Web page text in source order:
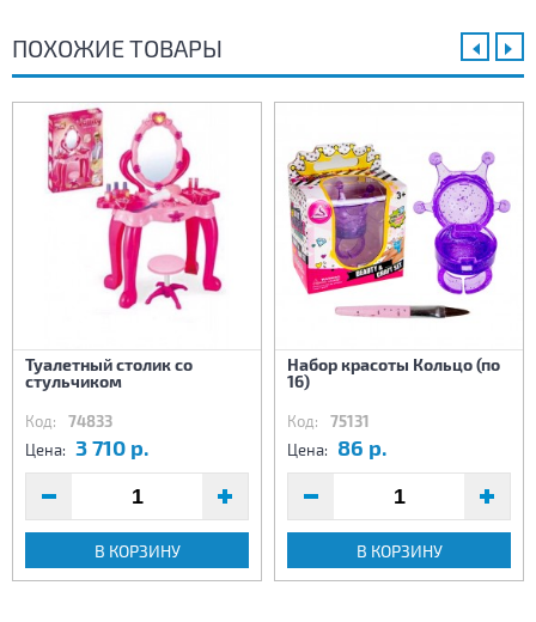
ПОХОЖИЕ ТОВАРЫ
Туалетный столик со
стульчиком
Код: 74833
Цена: 3 710 р.
В КОРЗИНУ
Набор красоты Кольцо (по
16)
Код: 75131
Цена: 86 р.
В КОРЗИНУ